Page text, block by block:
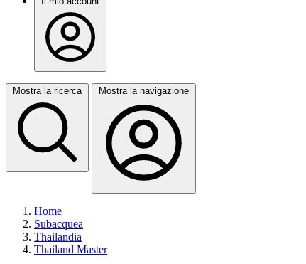
Mostra la ricerca Mostra la navigazione
Home
Subacquea
Thailandia
Thailand Master